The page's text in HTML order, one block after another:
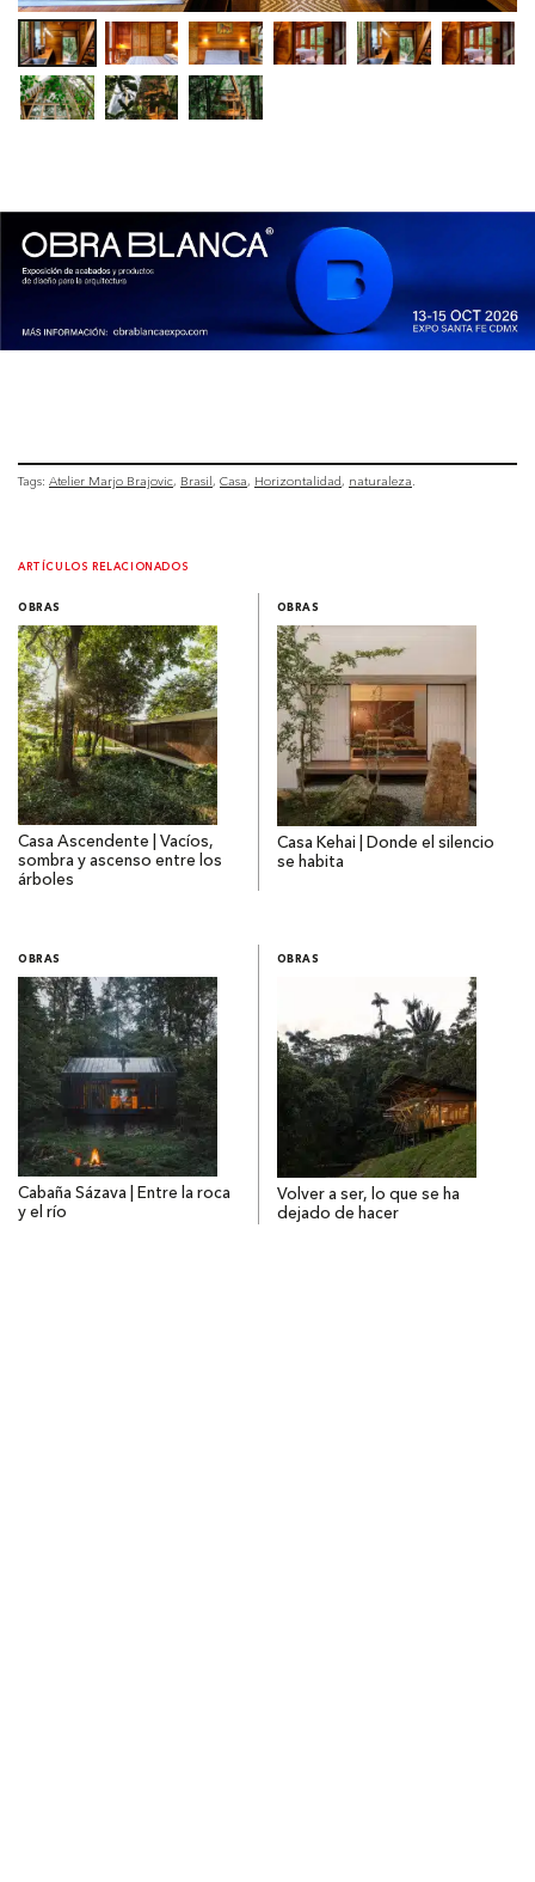
Tags: Atelier Marjo Brajovic Brasil Casa Horizontalidad naturaleza
ARTÍCULOS RELACIONADOS
OBRAS
Casa Ascendente | Vacíos,
sombra y ascenso entre los
árboles
OBRAS
Casa Kehai | Donde el silencio
se habita
OBRAS
Cabaña Sázava | Entre la roca
y el río
OBRAS
Volver a ser, lo que se ha
dejado de hacer